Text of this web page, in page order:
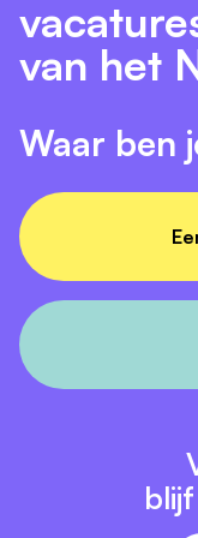
van het
Waar ben